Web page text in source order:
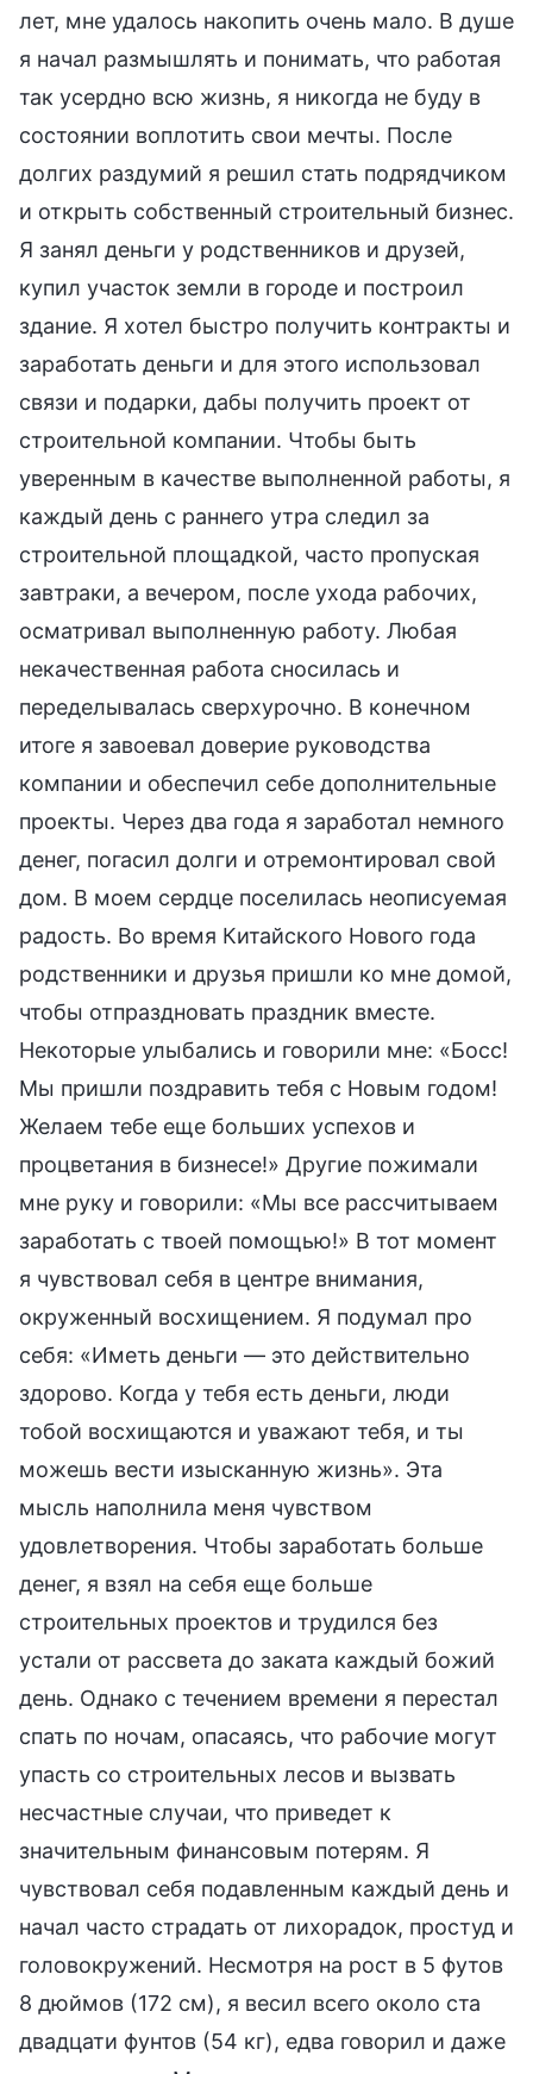
лет, мне удалось накопить очень мало. В душе
я начал размышлять и понимать, что работая
так усердно всю жизнь, я никогда не буду в
состоянии воплотить свои мечты. После
долгих раздумий я решил стать подрядчиком
и открыть собственный строительный бизнес.
Я занял деньги у родственников и друзей,
купил участок земли в городе и построил
здание. Я хотел быстро получить контракты и
заработать деньги и для этого использовал
связи и подарки, дабы получить проект от
строительной компании. Чтобы быть
уверенным в качестве выполненной работы, я
каждый день с раннего утра следил за
строительной площадкой, часто пропуская
завтраки, а вечером, после ухода рабочих,
осматривал выполненную работу. Любая
некачественная работа сносилась и
переделывалась сверхурочно. В конечном
итоге я завоевал доверие руководства
компании и обеспечил себе дополнительные
проекты. Через два года я заработал немного
денег, погасил долги и отремонтировал свой
дом. В моем сердце поселилась неописуемая
радость. Во время Китайского Нового года
родственники и друзья пришли ко мне домой,
чтобы отпраздновать праздник вместе.
Некоторые улыбались и говорили мне: «Босс!
Мы пришли поздравить тебя с Новым годом!
Желаем тебе еще больших успехов и
процветания в бизнесе!» Другие пожимали
мне руку и говорили: «Мы все рассчитываем
заработать с твоей помощью!» В тот момент
я чувствовал себя в центре внимания,
окруженный восхищением. Я подумал про
себя: «Иметь деньги — это действительно
здорово. Когда у тебя есть деньги, люди
тобой восхищаются и уважают тебя, и ты
можешь вести изысканную жизнь». Эта
мысль наполнила меня чувством
удовлетворения. Чтобы заработать больше
денег, я взял на себя еще больше
строительных проектов и трудился без
устали от рассвета до заката каждый божий
день. Однако с течением времени я перестал
спать по ночам, опасаясь, что рабочие могут
упасть со строительных лесов и вызвать
несчастные случаи, что приведет к
значительным финансовым потерям. Я
чувствовал себя подавленным каждый день и
начал часто страдать от лихорадок, простуд и
головокружений. Несмотря на рост в 5 футов
8 дюймов (172 см), я весил всего около ста
двадцати фунтов (54 кг), едва говорил и даже